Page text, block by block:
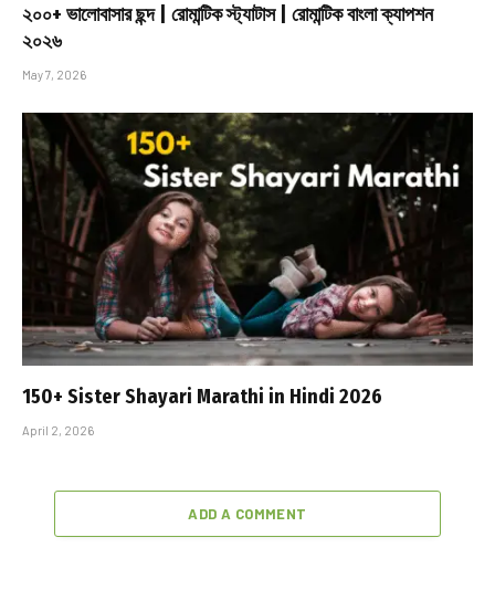
২০০+ ভালোবাসার ছন্দ | রোমান্টিক স্ট্যাটাস | রোমান্টিক বাংলা ক্যাপশন
২০২৬
May 7, 2026
150+ Sister Shayari Marathi in Hindi 2026
April 2, 2026
ADD A COMMENT